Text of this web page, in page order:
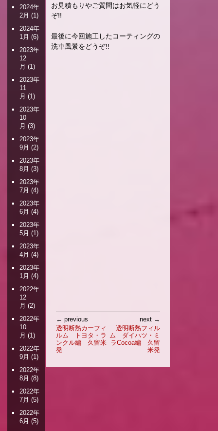
お見積もりやご質問はお気軽にどう
ぞ!!
最後に今回施工したコーティングの
洗車風景をどうぞ!!
稿
ナ
ビ
ー
← previous
透明断熱カーフィ
ルム トヨタ・ラ
ンクル編 久留米
発
next →
透明断熱フィル
ム ダイハツ・ミ
ラCocoa編 久留
米発
2024年
2月 (1)
2024年
1月 (6)
2023年
12
月 (1)
2023年
11
月 (1)
2023年
10
月 (3)
2023年
9月 (2)
2023年
8月 (3)
2023年
7月 (4)
2023年
6月 (4)
2023年
5月 (1)
2023年
4月 (4)
2023年
1月 (4)
2022年
12
月 (2)
2022年
10
月 (1)
2022年
9月 (1)
2022年
8月 (8)
2022年
7月 (5)
2022年
6月 (5)